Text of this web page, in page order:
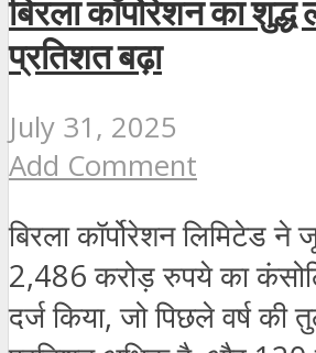
बिरला कॉर्पोरेशन का
प्रतिशत बढ़ा
July 31, 2025
Add Comment
बिरला कॉर्पोरेशन लिमिटेड ने
2,486 करोड़ रुपये का
दर्ज किया, जो पिछले वर्ष की